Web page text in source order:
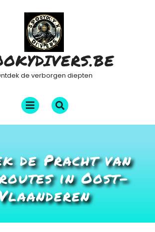
de verborgen diepten
Menu
openen
de Pracht van
in Oost-
Vlaanderen